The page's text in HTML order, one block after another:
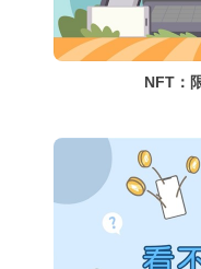
NFT：